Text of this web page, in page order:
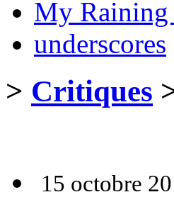
My Raining
underscores
> Critiques
15 octobre